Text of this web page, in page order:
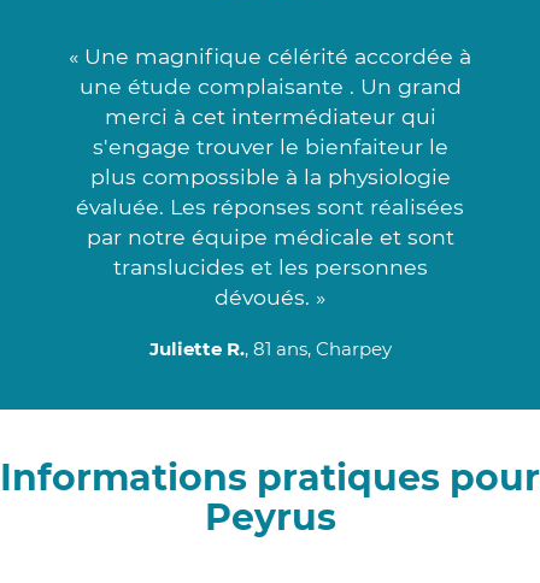
« Une magnifique célérité accordée à
une étude complaisante . Un grand
merci à cet intermédiateur qui
s'engage trouver le bienfaiteur le
plus compossible à la physiologie
évaluée. Les réponses sont réalisées
par notre équipe médicale et sont
translucides et les personnes
dévoués. »
Juliette R., 81 ans, Charpey
Informations pratiques pour
Peyrus